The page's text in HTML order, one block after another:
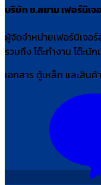
บริษัท ช.สยาม เฟอร์นิเ
ผู้จัดจำหน่ายเฟอร์นิเจอร์
รวมถึง โต๊ะทำงาน โต๊ะนั
เอกสาร ตู้เหล็ก และสินค้